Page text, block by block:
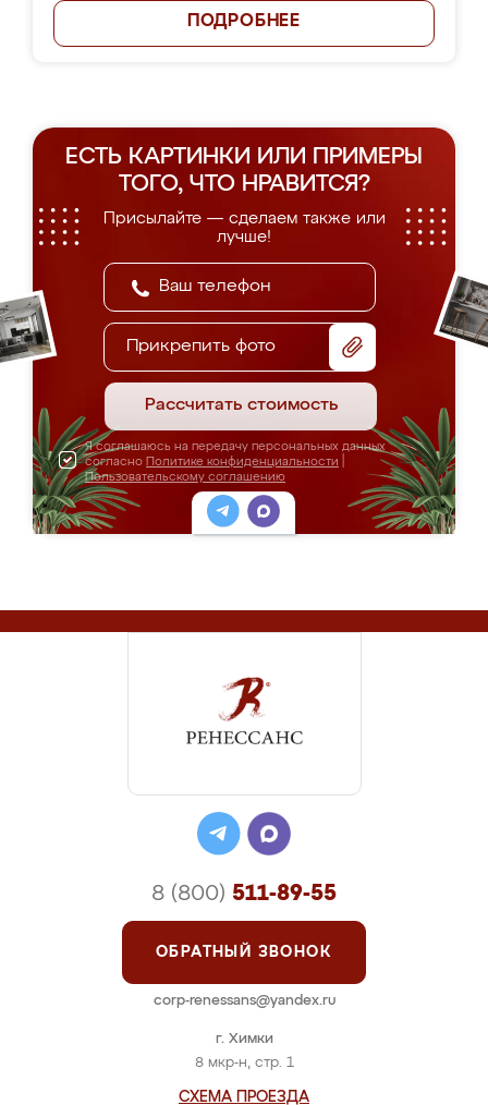
ПОДРОБНЕЕ
ЕСТЬ КАРТИНКИ ИЛИ ПРИМЕРЫ
ТОГО, ЧТО НРАВИТСЯ?
Присылайте — сделаем также или
лучше!
Прикрепить фото
Рассчитать стоимость
Я соглашаюсь на передачу персональных данных
согласно Политике конфиденциальности
Пользовательскому соглашению
г. Химки
8 мкр-н, стр. 1
СХЕМА ПРОЕЗДА
8 (800) 511-89-55
ОБРАТНЫЙ ЗВОНОК
corp-renessans@yandex.ru